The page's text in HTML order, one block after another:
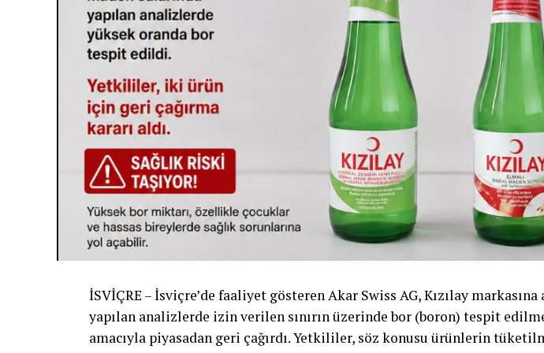
İSVİÇRE – İsviçre’de faaliyet gösteren Akar Swiss AG, Kızılay
yapılan analizlerde izin verilen sınırın üzerinde bor (boron) tespit
amacıyla piyasadan geri çağırdı. Yetkililer, söz konusu ürünlerin